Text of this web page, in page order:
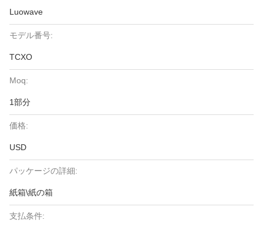
Luowave
モデル番号:
TCXO
Moq:
1部分
価格:
USD
パッケージの詳細:
紙箱\紙の箱
支払条件: